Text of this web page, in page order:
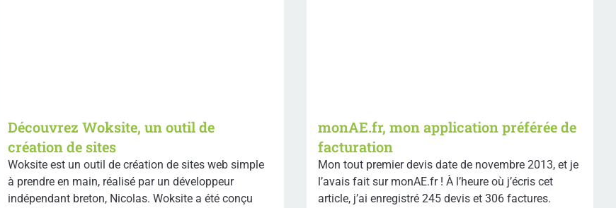
Découvrez Woksite, un outil de
création de sites
Woksite est un outil de création de sites web simple
à prendre en main, réalisé par un développeur
indépendant breton, Nicolas. Woksite a été conçu
monAE.fr, mon application préférée de
facturation
Mon tout premier devis date de novembre 2013, et je
l’avais fait sur monAE.fr ! À l’heure où j’écris cet
article, j’ai enregistré 245 devis et 306 factures.